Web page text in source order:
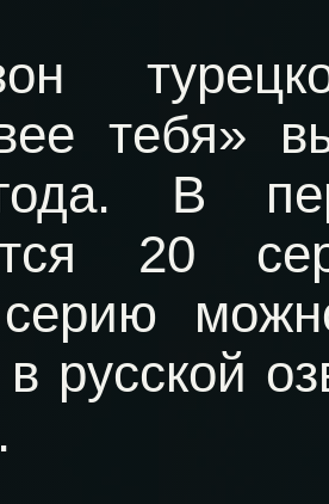
тебя»
В
20
русской